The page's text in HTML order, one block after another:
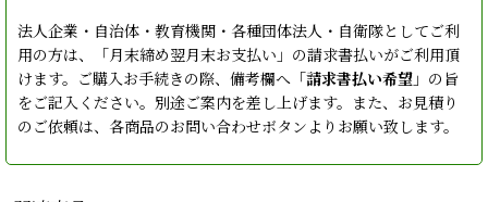
法人企業・自治体・教育機関・各種団体法人・自衛隊としてご利
用の方は、「月末締め翌月末お支払い」の請求書払いがご利用頂
けます。ご購入お手続きの際、備考欄へ「請求書払い希望 」の旨
をご記入ください。別途ご案内を差し上げます。また、お見積り
のご依頼は、各商品のお問い合わせボタンよりお願い致します。